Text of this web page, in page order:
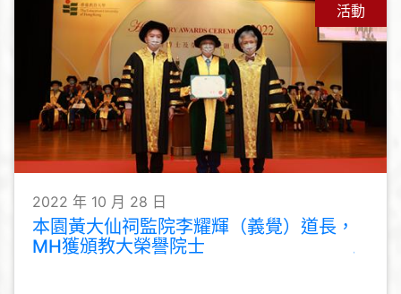
活動
2022 年 10 月 28 日
本園黃大仙祠監院李耀輝（義覺）道長，
MH獲頒教大榮譽院士